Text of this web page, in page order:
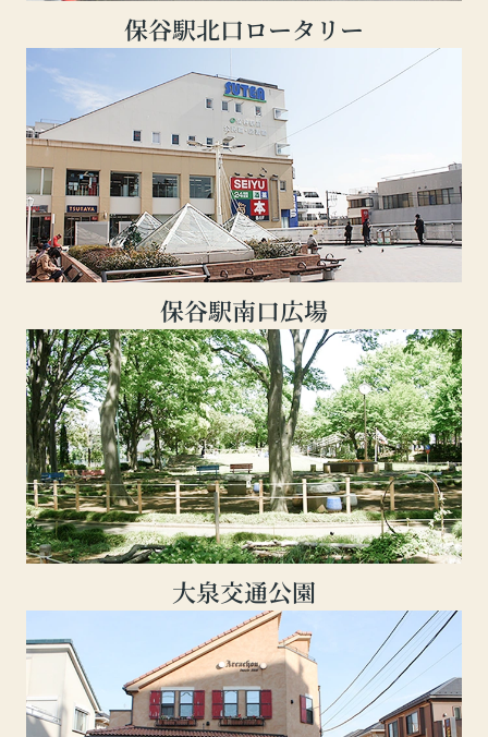
保谷駅北口ロータリー
保谷駅南口広場
大泉交通公園